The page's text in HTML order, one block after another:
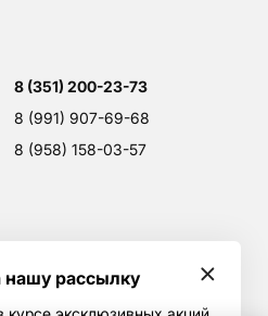
Свердловский тракт,
8 (351) 200-23-73
8 (991) 907-69-68
8 (958) 158-03-57
рассылку